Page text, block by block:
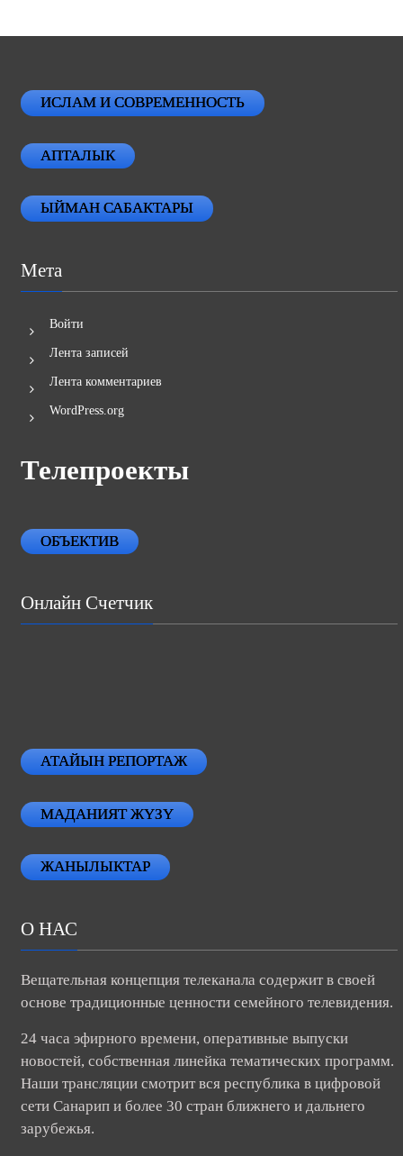
ИСЛАМ И СОВРЕМЕННОСТЬ
АПТАЛЫК
ЫЙМАН САБАКТАРЫ
Мета
Войти
Лента записей
Лента комментариев
WordPress.org
Телепроекты
ОБЪЕКТИВ
Онлайн Счетчик
АТАЙЫН РЕПОРТАЖ
МАДАНИЯТ ЖҮЗҮ
ЖАНЫЛЫКТАР
О НАС
Вещательная концепция телеканала содержит в своей
основе традиционные ценности семейного телевидения.
24 часа эфирного времени, оперативные выпуски
новостей, собственная линейка тематических программ.
Наши трансляции смотрит вся республика в цифровой
сети Санарип и более 30 стран ближнего и дальнего
зарубежья.